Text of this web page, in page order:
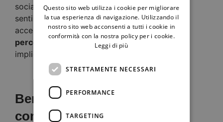
sociali meno abbienti, che potrebbero quindi
sentirsi giudicate o fuori posto; un sistema di
accesso automatico, invece,riduce questa
percezione di esclusività , invitando
implicitamente chiunque ad entrare.
Benefici economici per le
comunità
Questo sito web utilizza i cookie per migliorare
la tua esperienza di navigazione. Utilizzando il
nostro sito web acconsenti a tutti i cookie in
conformità con la nostra policy per i cookie.
Leggi di più
STRETTAMENTE NECESSARI
PERFORMANCE
TARGETING